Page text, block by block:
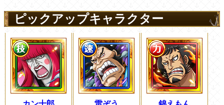
ピックアップキャラクター